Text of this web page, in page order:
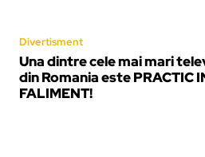
Divertisment
Una dintre cele mai mari
din Romania este PRACTIC
FALIMENT!